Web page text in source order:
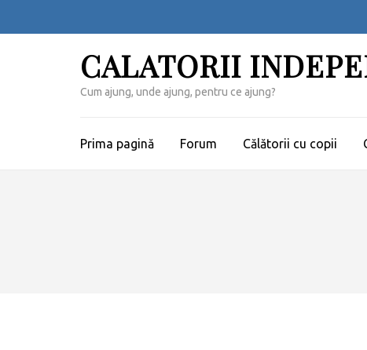
CALATORII
Cum ajung, unde ajung, pentru ce ajung?
Prima pagină Forum Călătorii cu copii